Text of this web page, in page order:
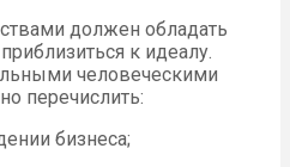
должен обладать
к идеалу.
человеческими
перечислить:
бизнеса;